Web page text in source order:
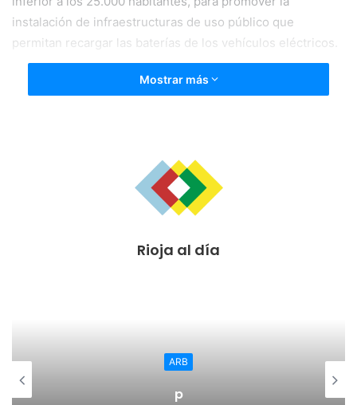
instalación de infraestructuras de uso público que
permitan recargar las baterías de los vehículos eléctricos.
La convocatoria de ayudas, que se efectuarán en régimen
próximo 14 de septiembre para presentar su solicitud,
cuyo modelo está disponible en la página web del
El importe máximo subvencionable por beneficiario será
El plan regional de desarrollo de los puntos de carga dará
prioridad a las cabeceras de comarca, a municipios de
Mostrar más
Rioja al día
convoca subvenciones para la